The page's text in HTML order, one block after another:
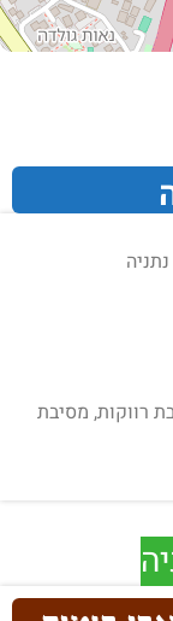
רווקות, מסיבת